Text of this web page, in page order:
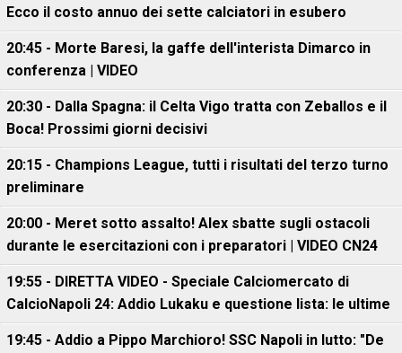
Ecco il costo annuo dei sette calciatori in esubero
20:45 - Morte Baresi, la gaffe dell'interista Dimarco in
conferenza | VIDEO
20:30 - Dalla Spagna: il Celta Vigo tratta con Zeballos e il
Boca! Prossimi giorni decisivi
20:15 - Champions League, tutti i risultati del terzo turno
preliminare
20:00 - Meret sotto assalto! Alex sbatte sugli ostacoli
durante le esercitazioni con i preparatori | VIDEO CN24
19:55 - DIRETTA VIDEO - Speciale Calciomercato di
CalcioNapoli 24: Addio Lukaku e questione lista: le ultime
19:45 - Addio a Pippo Marchioro! SSC Napoli in lutto: "De